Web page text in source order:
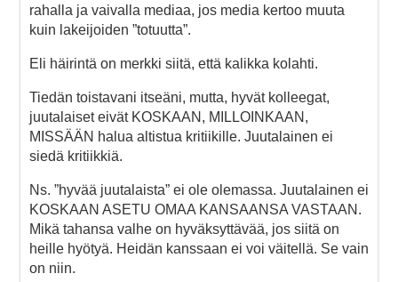
rahalla ja vaivalla mediaa, jos media kertoo muuta
kuin lakeijoiden ”totuutta”.
Eli häirintä on merkki siitä, että kalikka kolahti.
Tiedän toistavani itseäni, mutta, hyvät kolleegat,
juutalaiset eivät KOSKAAN, MILLOINKAAN,
MISSÄÄN halua altistua kritiikille. Juutalainen ei
siedä kritiikkiä.
Ns. ”hyvää juutalaista” ei ole olemassa. Juutalainen ei
KOSKAAN ASETU OMAA KANSAANSA VASTAAN.
Mikä tahansa valhe on hyväksyttävää, jos siitä on
heille hyötyä. Heidän kanssaan ei voi väitellä. Se vain
on niin.